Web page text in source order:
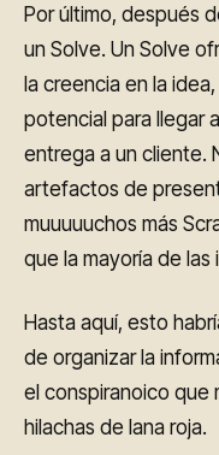
Por último, después
un Solve. Un Solve
la creencia en la
potencial para llegar
entrega a un cliente.
artefactos de
muuuuuchos más
que la mayoría de
Hasta aquí, esto
de organizar la
el conspiranoico que
hilachas de lana roja.